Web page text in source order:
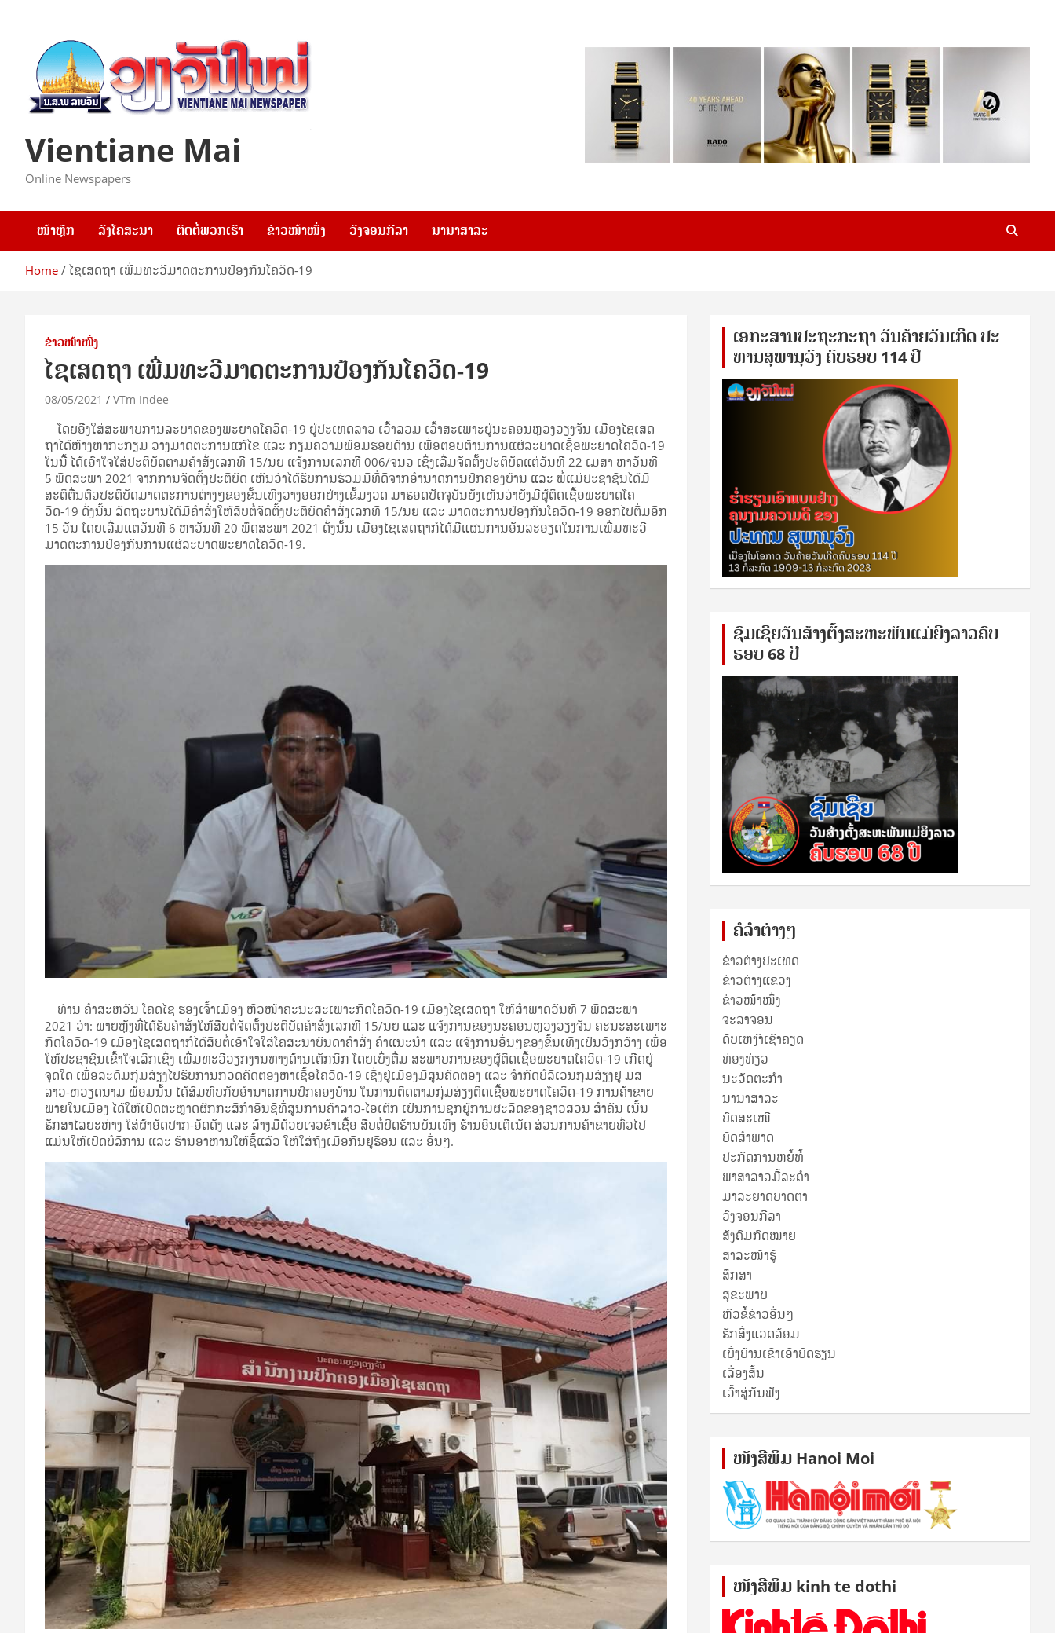
Vientiane Mai
Online Newspapers
ໜ້າຫຼັກ ລົງໂຄສະນາ ຕິດຕໍ່ພວກເຮົາ ຂ່າວໜ້າໜຶ່ງ ວົງຈອນກີລາ ນານາສາລະ
Home ໄຊເສດຖາ ເພີ່ມທະວີມາດຕະການປ້ອງກັນໂຄວິດ-19
ຂ່າວໜ້າໜຶ່ງ
ໄຊເສດຖາ ເພີ່ມທະວີມາດຕະການປ້ອງກັນໂຄວິດ-19
08/05/2021 VTm Indee
ໂດຍອີງໃສ່ສະພາບການລະບາດຂອງພະຍາດໂຄວິດ-19 ຢູ່ປະເທດລາວ ເວົ້າລວມ ເວົ້າສະເພາະຢູ່ນະຄອນຫຼວງວຽງຈັນ ເມືອງໄຊເສດ
ຖາໄດ້ຫ້າງຫາກະກຽມ ວາງມາດຕະການແກ້ໄຂ ແລະ ກຽມຄວາມພ້ອມຮອບດ້ານ ເພື່ອຕອບຕ້ານການແຜ່ລະບາດເຊື້ອພະຍາດໂຄວິດ-19
ໃນນີ້ ໄດ້ເອົາໃຈໃສ່ປະຕິບັດຕາມຄໍາສັ່ງເລກທີ 15/ນຍ ແຈ້ງການເລກທີ 006/ຈນວ ເຊິ່ງເລີ່ມຈັດຕັ້ງປະຕິບັດແຕ່ວັນທີ 22 ເມສາ ຫາວັນທີ
5 ພຶດສະພາ 2021 ຈາກການຈັດຕັ້ງປະຕິບັດ ເຫັນວ່າໄດ້ຮັບການຮ່ວມມືທີ່ດີຈາກອໍານາດການປົກຄອງບ້ານ ແລະ ພໍ່ແມ່ປະຊາຊົນໄດ້ມີ
ສະຕິຕື່ນຕົວປະຕິບັດມາດຕະການຕ່າງໆຂອງຂັ້ນເທິງວາງອອກຢ່າງເຂັ້ມງວດ ມາຮອດປັດຈຸບັນຍັງເຫັນວ່າຍັງມີຜູ້ຕິດເຊື້ອພະຍາດໂຄ
ວິດ-19 ດັ່ງນັ້ນ ລັດຖະບານໄດ້ມີຄໍາສັ່ງໃຫ້ສືບຕໍ່ຈັດຕັ້ງປະຕິບັດຄໍາສັ່ງເລກທີ 15/ນຍ ແລະ ມາດຕະການປ້ອງກັນໂຄວິດ-19 ອອກໄປຕື່ມອີກ
15 ວັນ ໂດຍເລີ່ມແຕ່ວັນທີ 6 ຫາວັນທີ 20 ພຶດສະພາ 2021 ດັ່ງນັ້ນ ເມືອງໄຊເສດຖາກໍໄດ້ມີແຜນການອັນລະອຽດໃນການເພີ່ມທະວີ
ມາດຕະການປ້ອງກັນການແຜ່ລະບາດພະຍາດໂຄວິດ-19.
ທ່ານ ຄໍາສະຫວັນ ໂຄດໄຊ ຮອງເຈົ້າເມືອງ ຫົວໜ້າຄະນະສະເພາະກິດໂຄວິດ-19 ເມືອງໄຊເສດຖາ ໃຫ້ສໍາພາດວັນທີ 7 ພຶດສະພາ
2021 ວ່າ: ພາຍຫຼັງທີ່ໄດ້ຮັບຄໍາສັ່ງໃຫ້ສືບຕໍ່ຈັດຕັ້ງປະຕິບັດຄໍາສັ່ງເລກທີ 15/ນຍ ແລະ ແຈ້ງການຂອງນະຄອນຫຼວງວຽງຈັນ ຄະນະສະເພາະ
ກິດໂຄວິດ-19 ເມືອງໄຊເສດຖາກໍໄດ້ສືບຕໍ່ເອົາໃຈໃສ່ໂຄສະນາບັນດາຄໍາສັ່ງ ຄໍາແນະນໍາ ແລະ ແຈ້ງການອື່ນໆຂອງຂັ້ນເທິງເປັນວົງກວ້າງ ເພື່ອ
ໃຫ້ປະຊາຊົນເຂົ້າໃຈເລິກເຊິ່ງ ເພີ່ມທະວີວຽກງານທາງດ້ານເຕັກນິກ ໂດຍເບິ່ງຕື່ມ ສະພາບການຂອງຜູ້ຕິດເຊື້ອພະຍາດໂຄວິດ-19 ເກີດຢູ່
ຈຸດໃດ ເພື່ອລະດົມກຸ່ມສ່ຽງໄປຮັບການກວດຄັດຕອງຫາເຊື້ອໂຄວິດ-19 ເຊິ່ງຢູ່ເມືອງມີສູນຄັດຕອງ ແລະ ຈໍາກັດບໍລິເວນກຸ່ມສ່ຽງຢູ່ ມສ
ລາວ-ຫວຽດນາມ ພ້ອມນັ້ນ ໄດ້ສົມທົບກັບອໍານາດການປົກຄອງບ້ານ ໃນການຕິດຕາມກຸ່ມສ່ຽງຕິດເຊື້ອພະຍາດໂຄວິດ-19 ການຄ້າຂາຍ
ພາຍໃນເມືອງ ໄດ້ໃຫ້ເປີດຕະຫຼາດຜັກກະສິກໍາອິນຊີທີ່ສູນການຄ້າລາວ-ໄອເຕັກ ເປັນການຊຸກຍູ້ການຜະລິດຂອງຊາວສວນ ສໍາຄັນ ເນັ້ນ
ຮັກສາໄລຍະຫ່າງ ໃສ່ຜ້າອັດປາກ-ອັດດັງ ແລະ ລ້າງມືດ້ວຍເຈວຂ້າເຊື້ອ ສືບຕໍ່ປິດຮ້ານບັນເທິງ ຮ້ານອິນເຕີເນັດ ສ່ວນການຄ້າຂາຍທົ່ວໄປ
ແມ່ນໃຫ້ເປີດບໍລິການ ແລະ ຮ້ານອາຫານໃຫ້ຊື້ແລ້ວ ໃຫ້ໃສ່ຖົງເມືອກິນຢູ່ຮືອນ ແລະ ອື່ນໆ.
ເອ​ກະ​ສານ​ປະ​ຖະ​ກະ​ຖ​າ ວັນ​ຄ້າຍ​ວັນ​ເກີດ ປ​ະ​
ທານ​ສຸ​ພາ​ນຸ​ວົງ ຄົບ​ຮອບ 114 ປີ
ຊົ​ມ​ເຊີຍ​ວັນ​ສ້າງ​ຕັ້ງ​ສະ​ຫະ​ພັນ​ແມ່​ຍິງ​​ລາວຄົບ​
ຮອບ 68 ປິ
ຄໍລຳຕ່າງໆ
ຂ່າວຕ່າງປະເທດ
ຂ່າວ​ຕ່າງ​ແຂວງ
ຂ່າວໜ້າໜຶ່ງ
ຈະລາຈອນ
ດັບເຫງົາເຊົາຄຽດ
ທ່ອງທ່ຽວ
ນະວັດຕະກໍາ
ນານາສາລະ
ບົດສະເໜີ
ບົດສໍາພາດ
ປະກົດການຫຍໍ້ທໍ້
ພາສາລາວມື້ລະຄຳ
ມາລະຍາດບາດຕາ
ວົງຈອນກີລາ
ສັງຄົມກົດໝາຍ
ສາລະໜ້າຮູ້
ສຶກສາ
ສຸ​ຂະ​ພາບ
ຫົວຂໍ້ຂ່າວອື່ນໆ
ຮັກສິ່ງແວດລ້ອມ
ເບິ່ງບ້ານເຂົາເອົາບົດຮຽນ
ເລື່ອງສັ້ນ
ເວົ້າສູ່ກັນຟັງ
ໜັງ​ສື​ພິມ Hanoi Moi
ໜັງ​ສື​ພິມ kinh te dothi